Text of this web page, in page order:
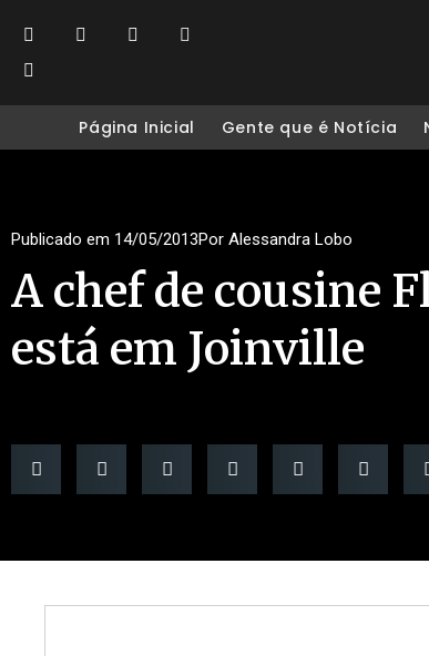
Página Inicial Gente que é Notícia
Publicado em 14/05/2013Por Alessandra Lobo
A chef de cousine
está em Joinville